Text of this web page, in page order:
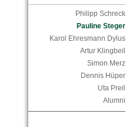
Philipp Schreck
Pauline Steger
Karol Ehresmann Dylus
Artur Klingbeil
Simon Merz
Dennis Hüper
Uta Preil
Alumni